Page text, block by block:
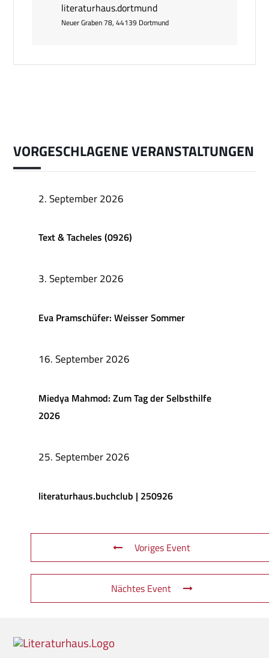
literaturhaus.dortmund
Neuer Graben 78, 44139 Dortmund
VORGESCHLAGENE VERANSTALTUNGEN
2. September 2026
Text & Tacheles (0926)
3. September 2026
Eva Pramschüfer: Weisser Sommer
16. September 2026
Miedya Mahmod: Zum Tag der Selbsthilfe
2026
25. September 2026
literaturhaus.buchclub | 250926
Voriges Event
Nächtes Event